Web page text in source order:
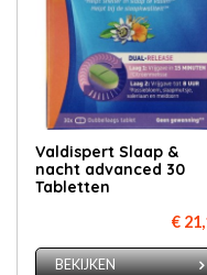
Valdispert Slaap &
nacht advanced 30
Tabletten
€
BEKIJKEN